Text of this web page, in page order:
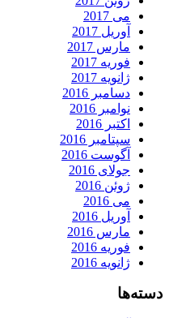
می 2017
آوریل 2017
مارس 2017
فوریه 2017
ژانویه 2017
دسامبر 2016
نوامبر 2016
اکتبر 2016
سپتامبر 2016
آگوست 2016
جولای 2016
ژوئن 2016
می 2016
آوریل 2016
مارس 2016
فوریه 2016
ژانویه 2016
دسته‌ها